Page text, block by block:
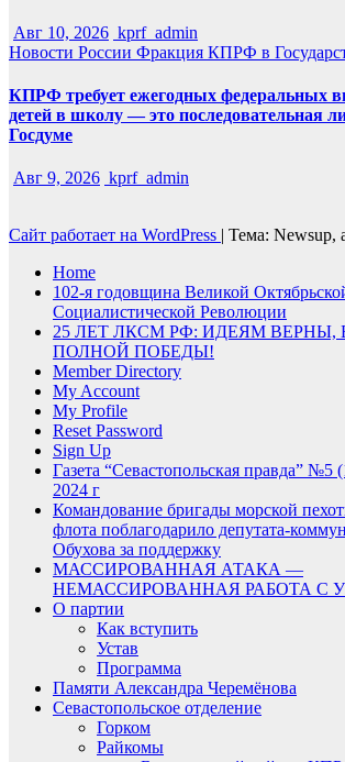
Авг 10, 2026 kprf_admin
Новости России Фракция КПРФ в
КПРФ требует ежегодных федеральных
детей в школу — это последовательная
Госдуме
Авг 9, 2026 kprf_admin
Сайт работает на WordPress | Тема: Newsup,
Home
102-я годовщина Великой
Социалистической Революции
25 ЛЕТ ЛКСМ РФ: ИДЕЯМ ВЕРНЫ,
ПОЛНОЙ ПОБЕДЫ!
Member Directory
My Account
My Profile
Reset Password
Sign Up
Газета “Севастопольская правда” №5
2024 г
Командование бригады морской
флота поблагодарило депутата-
Обухова за поддержку
МАССИРОВАННАЯ АТАКА —
НЕМАССИРОВАННАЯ РАБОТА С
О партии
Как вступить
Устав
Программа
Памяти Александра Черемёнова
Севастопольское отделение
Горком
Райкомы